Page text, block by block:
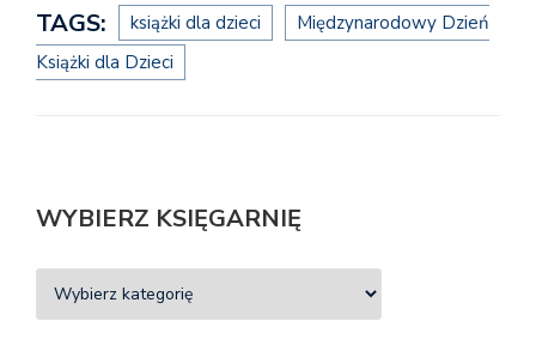
TAGS: książki dla dzieci
Międzynarodowy Dzień
Książki dla Dzieci
WYBIERZ KSIĘGARNIĘ